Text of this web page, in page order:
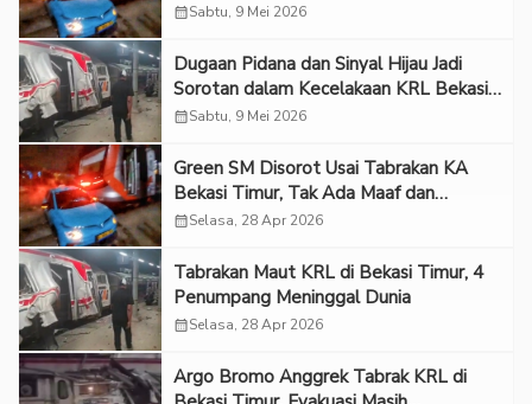
calendar_monthSabtu, 9 Mei 2026
Dugaan Pidana dan Sinyal Hijau Jadi
Sorotan dalam Kecelakaan KRL Bekasi
Timur
calendar_monthSabtu, 9 Mei 2026
Green SM Disorot Usai Tabrakan KA
Bekasi Timur, Tak Ada Maaf dan
Belasungkawa
calendar_monthSelasa, 28 Apr 2026
Tabrakan Maut KRL di Bekasi Timur, 4
Penumpang Meninggal Dunia
calendar_monthSelasa, 28 Apr 2026
Argo Bromo Anggrek Tabrak KRL di